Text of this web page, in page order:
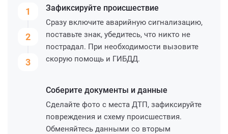
1
2
3
Зафиксируйте происшествие
Сразу включите аварийную сигнализацию,
поставьте знак, убедитесь, что никто не
пострадал. При необходимости вызовите
скорую помощь и ГИБДД.
Соберите документы и данные
Сделайте фото с места ДТП, зафиксируйте
повреждения и схему происшествия.
Обменяйтесь данными со вторым